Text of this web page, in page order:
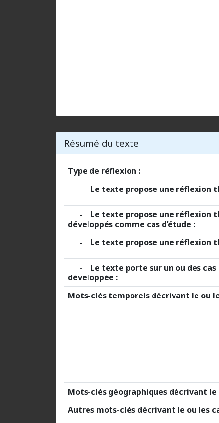
Résumé du texte
Type de réflexion :
- Le texte propose une réflexion
- Le texte propose une réflexion
développés comme cas d’étude :
- Le texte propose une réflexion
- Le texte porte sur un ou des cas
développée :
Mots-clés temporels décrivant le ou
Mots-clés géographiques décrivant le
Autres mots-clés décrivant le ou les